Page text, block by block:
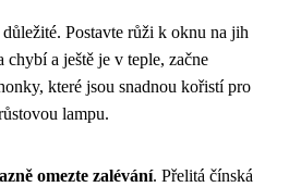
Postavte růži k oknu na jih
a ještě je v teple, začne
které jsou snadnou kořistí pro
lampu.
omezte zalévání. Přelitá čínská